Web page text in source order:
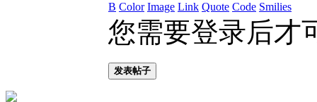
B Color Image Link Quote Code Smilies
您需要登录后才
发表帖子